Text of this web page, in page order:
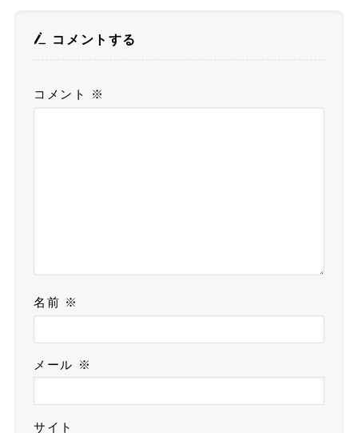
コメントする
コメント ※
名前 ※
メール ※
サイト